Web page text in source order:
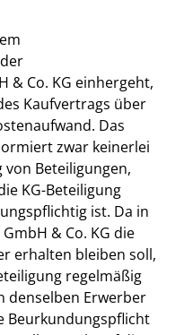
& Co. KG einhergeht,
Kaufvertrags über
Das
zwar keinerlei
Beteiligungen,
KG-Beteiligung
ist. Da in
& Co. KG die
erhalten bleiben soll,
regelmäßig
denselben Erwerber
Beurkundungspflicht